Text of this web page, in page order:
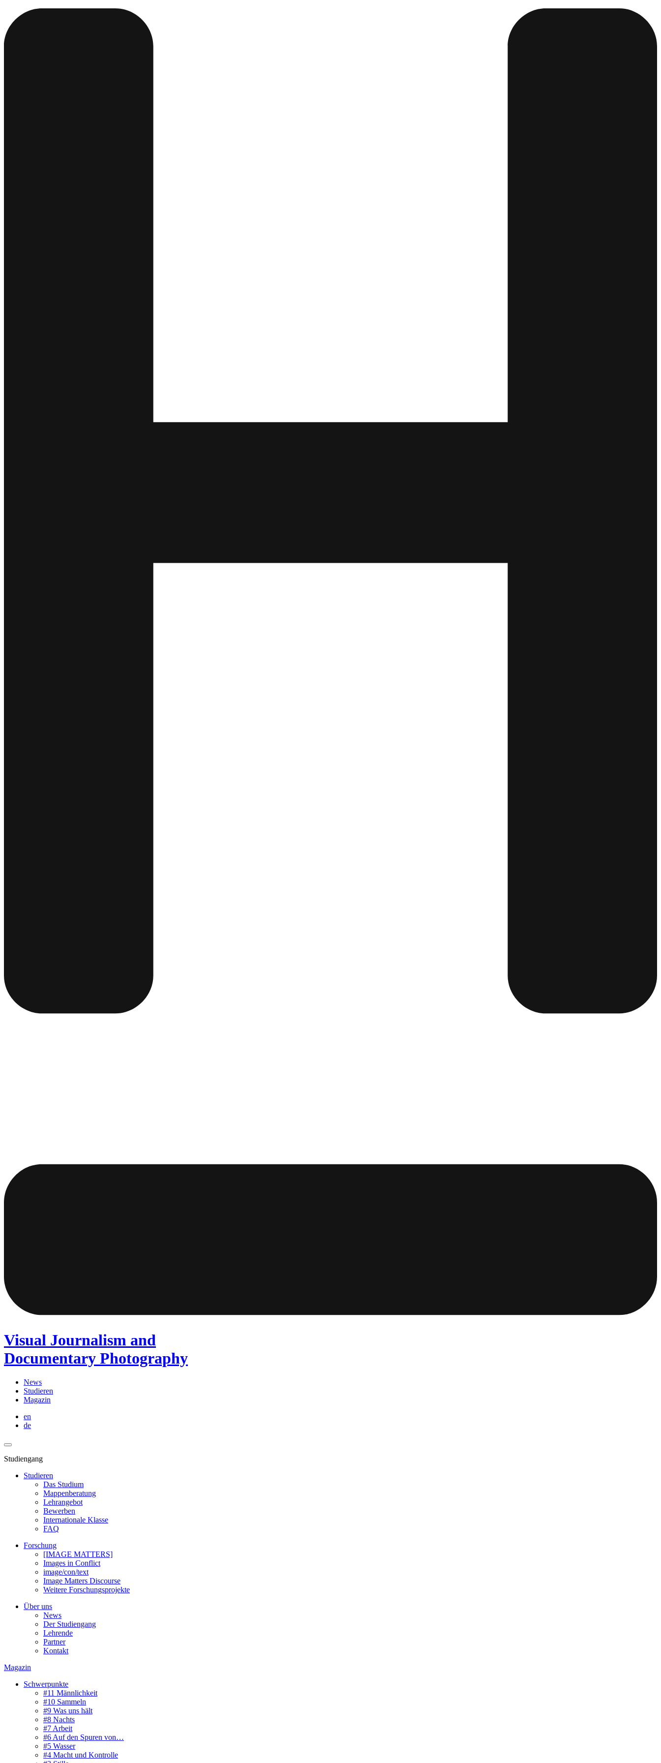
Visual Journalism and
Documentary Photography
News
Studieren
Magazin
en
de
Studiengang
Studieren
Das Studium
Mappenberatung
Lehrangebot
Bewerben
Internationale Klasse
FAQ
Forschung
[IMAGE MATTERS]
Images in Conflict
image/con/text
Image Matters Discourse
Weitere Forschungsprojekte
Über uns
News
Der Studiengang
Lehrende
Partner
Kontakt
Magazin
Schwerpunkte
#11 Männlichkeit
#10 Sammeln
#9 Was uns hält
#8 Nachts
#7 Arbeit
#6 Auf den Spuren von…
#5 Wasser
#4 Macht und Kontrolle